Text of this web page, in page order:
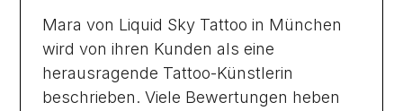
Mara von Liquid Sky Tattoo in München
wird von ihren Kunden als eine
herausragende Tattoo-Künstlerin
beschrieben. Viele Bewertungen heben